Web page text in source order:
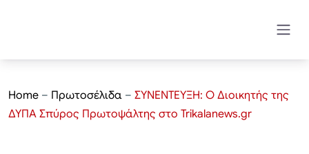
Home – Πρωτοσέλιδα – ΣΥΝΕΝΤΕΥΞΗ: Ο Διοικητής της
ΔΥΠΑ Σπύρος Πρωτοψάλτης στο Trikalanews.gr